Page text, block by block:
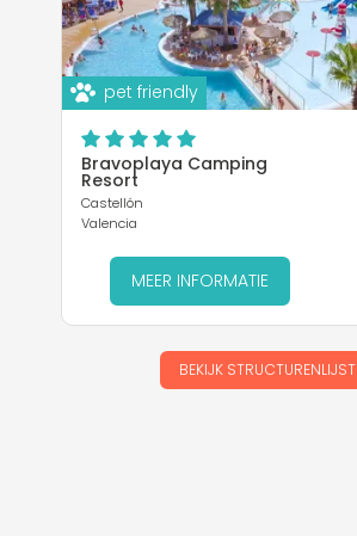
pet friendly
Bravoplaya Camping
Resort
Castellón
Valencia
MEER INFORMATIE
BEKIJK STRUCTURENLIJST